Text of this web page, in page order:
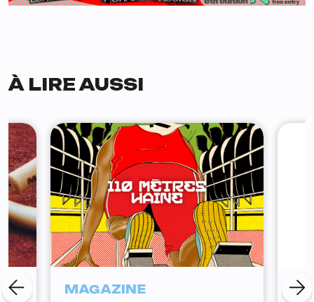
À LIRE AUSSI
MAGAZINE